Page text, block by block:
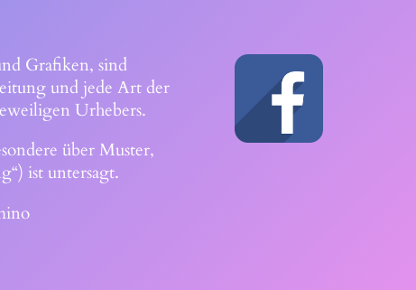
Grafiken, sind
und jede Art der
Urhebers.
über Muster,
ist untersagt.